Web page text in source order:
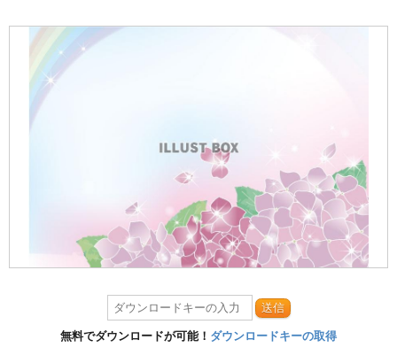
送信
無料でダウンロードが可能！ ダウンロードキーの取得